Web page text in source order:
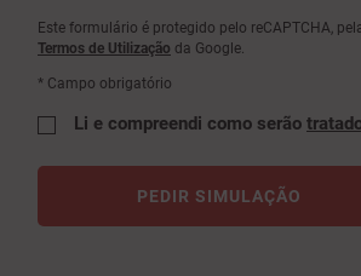
Este formulário é protegido pelo reCAPTCHA,
Termos de Utilização da Google.
* Campo obrigatório
Li e compreendi como serão
PEDIR SIMULAÇÃO